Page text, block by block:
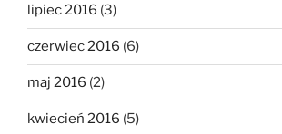
lipiec 2016 (3)
czerwiec 2016 (6)
maj 2016 (2)
kwiecień 2016 (5)